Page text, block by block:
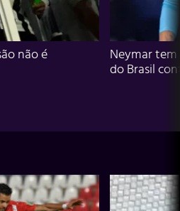
não é
Neymar
do Brasil